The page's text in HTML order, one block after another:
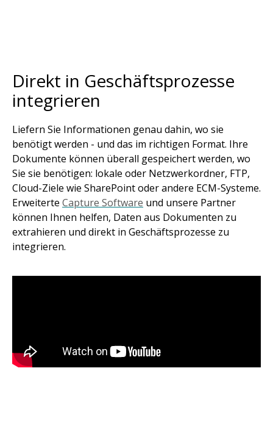
Direkt in Geschäftsprozesse
integrieren
Liefern Sie Informationen genau dahin, wo sie
benötigt werden - und das im richtigen Format. Ihre
Dokumente können überall gespeichert werden, wo
Sie sie benötigen: lokale oder Netzwerkordner, FTP,
Cloud-Ziele wie SharePoint oder andere ECM-Systeme.
Erweiterte Capture Software und unsere Partner
können Ihnen helfen, Daten aus Dokumenten zu
extrahieren und direkt in Geschäftsprozesse zu
integrieren.